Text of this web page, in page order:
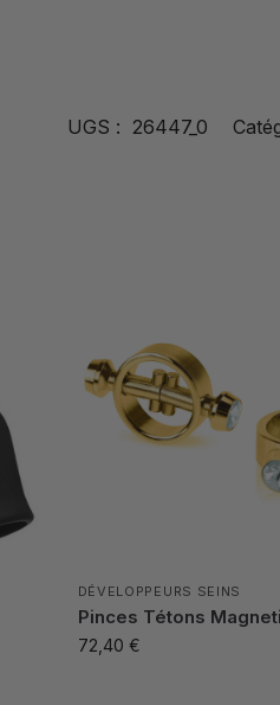
UGS : 26447_0
DÉVELOPPEURS SEINS
Pinces Tétons
72,40 €